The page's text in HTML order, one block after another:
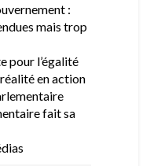
:
mais trop
pour l’égalité
en action
fait sa